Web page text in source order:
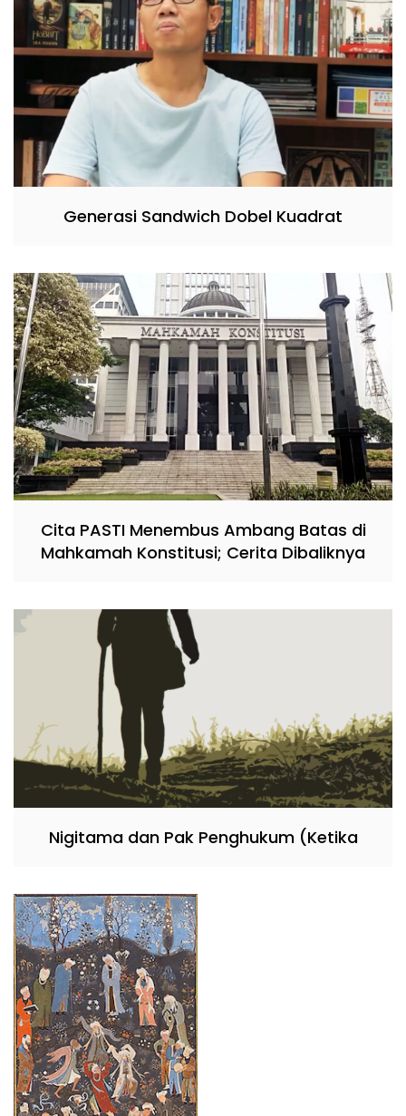
Generasi Sandwich Dobel Kuadrat
Cita PASTI Menembus Ambang Batas di
Mahkamah Konstitusi; Cerita Dibaliknya
Nigitama dan Pak Penghukum (Ketika